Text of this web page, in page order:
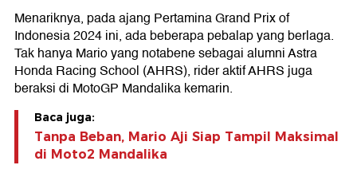
Menariknya, pada ajang Pertamina Grand Prix of
Indonesia 2024 ini, ada beberapa pebalap yang berlaga.
Tak hanya Mario yang notabene sebagai alumni Astra
Honda Racing School (AHRS), rider aktif AHRS juga
beraksi di MotoGP Mandalika kemarin.
Baca juga:
Tanpa Beban, Mario Aji Siap Tampil Maksimal
di Moto2 Mandalika